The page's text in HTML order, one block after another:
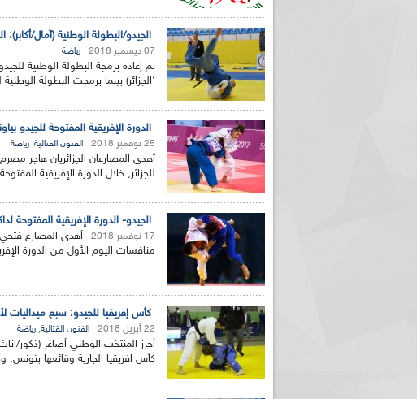
الجيدو/البطولة الوطنية (آمال/
07 ديسمبر 2018 رياضة
'الجزائر) بينما برمجت البطولة
الدورة الإفريقية المفتوحة للجيدو
25 نوفمبر 2018 الفنون القتالية, رياضة
للجزائر, خلال الدورة الإفريقية
الجيدو- الدورة الإفريقية المفتوحة
17 نوفمبر 2018
منافسات اليوم الأول من الدورة
كأس إفريقيا للجيدو: سبع ميداليات
22 أبريل 2018 الفنون القتالية, رياضة
أحرز المنتخب الوطني أصاغر (ذكور/
كأس افريقيا الجارية وقائعها بتونس.